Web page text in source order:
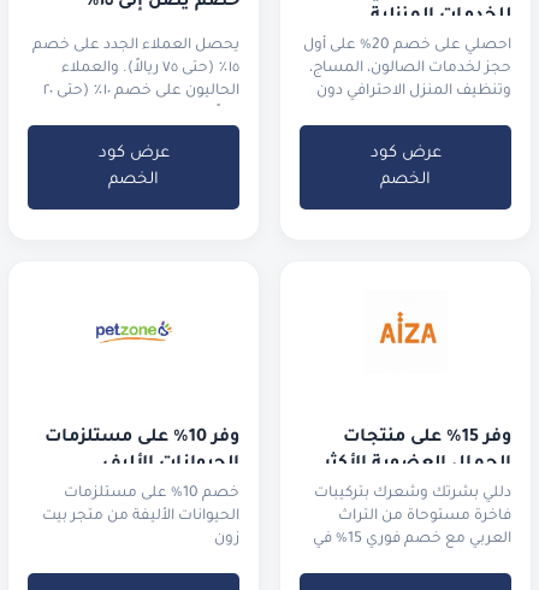
للخدمات المنزلية
احصلي على خصم 20% على أول
حجز لخدمات الصالون، المساج،
وتنظيف المنزل الاحترافي دون
عرض كود
الخصم
يحصل العملاء الجدد على خصم
١٥٪ (حتى ٧٥ ريالاً). والعملاء
الحاليون على خصم ١٠٪ (حتى ٢٠
عرض كود
الخصم
وفر 15% على منتجات
الجمال العضوية الأكثر
طلباً
دللي بشرتك وشعرك بتركيبات
فاخرة مستوحاة من التراث
العربي مع خصم فوري 15% في
وفر 10% على مستلزمات
الحيوانات الأليف
خصم 10% على مستلزمات
الحيوانات الأليفة من متجر بيت
زون